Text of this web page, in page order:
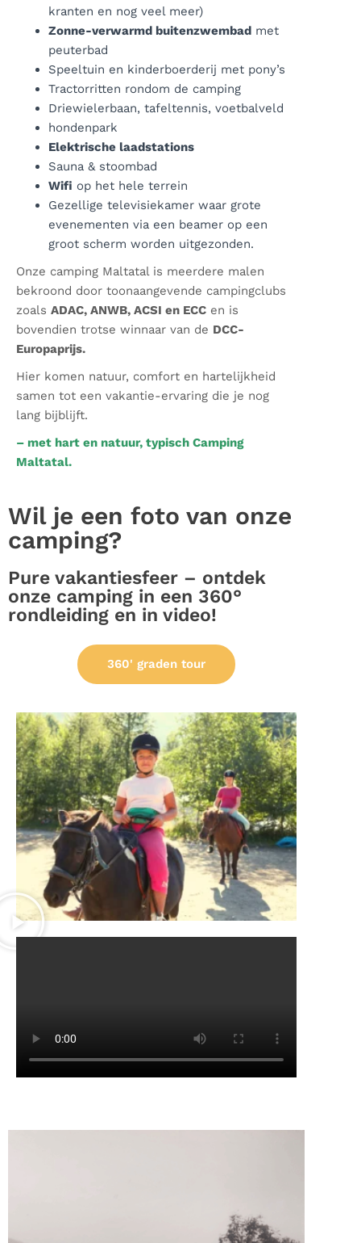
kranten en nog veel meer)
Zonne-verwarmd buitenzwembad met
peuterbad
Speeltuin en kinderboerderij met pony’s
Tractorritten rondom de camping
Driewielerbaan, tafeltennis, voetbalveld
hondenpark
Elektrische laadstations
Sauna & stoombad
Wifi op het hele terrein
Gezellige televisiekamer waar grote
evenementen via een beamer op een
groot scherm worden uitgezonden.
Onze camping Maltatal is meerdere malen
bekroond door toonaangevende campingclubs
zoals ADAC, ANWB, ACSI en ECC en is
bovendien trotse winnaar van de DCC-
Europaprijs.
Hier komen natuur, comfort en hartelijkheid
samen tot een vakantie-ervaring die je nog
lang bijblijft.
– met hart en natuur, typisch Camping
Maltatal.
Wil je een foto van onze
camping?
Pure vakantiesfeer – ontdek
onze camping in een 360°
rondleiding en in video!
360' graden tour